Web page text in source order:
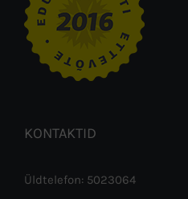
KONTAKTID
Üldtelefon: 5023064